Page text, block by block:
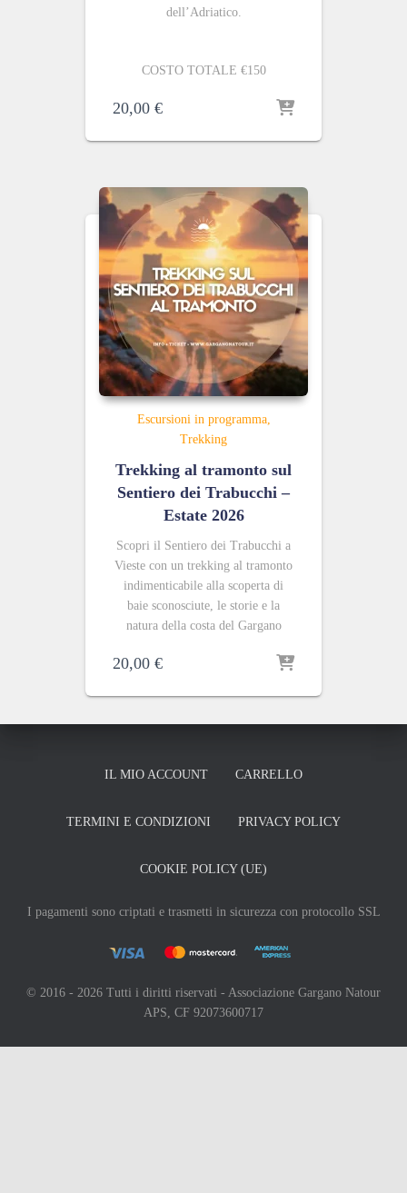
dell’Adriatico.
COSTO TOTALE €150
20,00 €
Escursioni in programma
Trekking
Trekking al tramonto sul
Sentiero dei Trabucchi –
Estate 2026
Scopri il Sentiero dei Trabucchi a
Vieste con un trekking al tramonto
indimenticabile alla scoperta di
baie sconosciute, le storie e la
natura della costa del Gargano
20,00 €
IL MIO ACCOUNT CARRELLO
TERMINI E CONDIZIONI PRIVACY POLICY
COOKIE POLICY (UE)
I pagamenti sono criptati e trasmetti in sicurezza con protocollo SSL
© 2016 - 2026 Tutti i diritti riservati - Associazione Gargano Natour
APS, CF 92073600717